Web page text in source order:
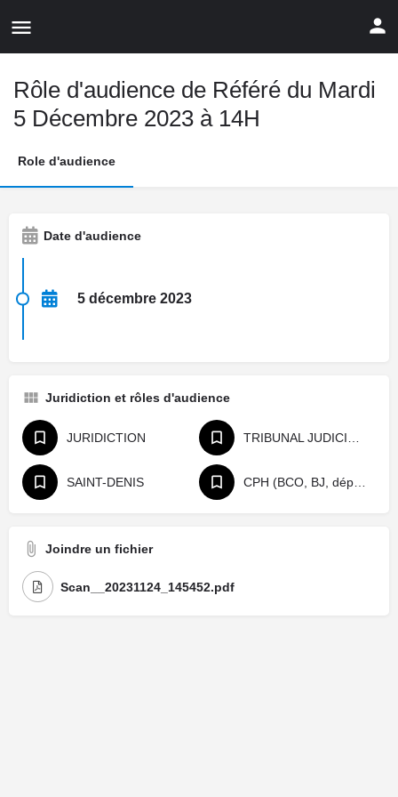
Rôle d'audience de Référé du Mardi
5 Décembre 2023 à 14H
Role d'audience
Date d'audience
5 décembre 2023
Juridiction et rôles d'audience
JURIDICTION
SAINT-DENIS
Joindre un fichier
Scan__20231124_145452.pdf